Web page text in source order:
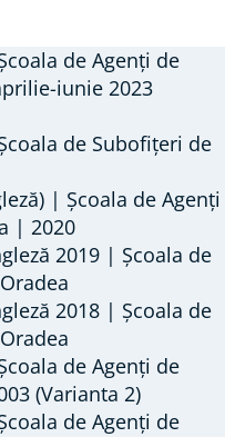
de Agenți de
iunie 2023
de Subofițeri de
| Școala de Agenți
| 2020
2019 | Școala de
2018 | Școala de
de Agenți de
(Varianta 2)
de Agenți de